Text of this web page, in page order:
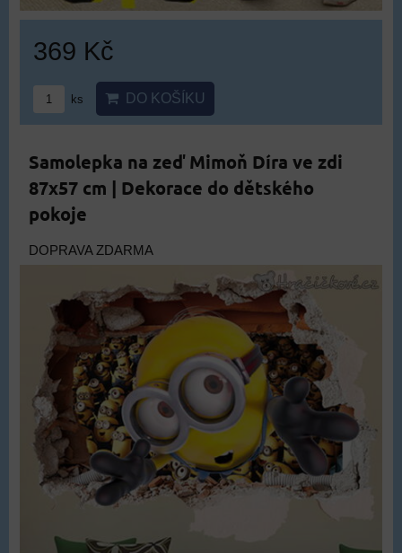
369 Kč
ks DO KOŠÍKU
Samolepka na zeď Mimoň Díra ve zdi
87x57 cm | Dekorace do dětského
pokoje
DOPRAVA ZDARMA